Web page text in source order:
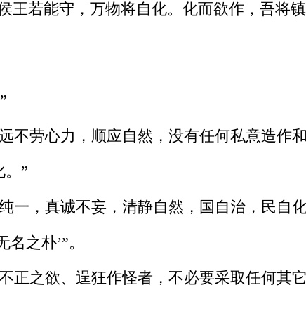
王若能守，万物将自化。化而欲作，吾将
不劳心力，顺应自然，没有任何私意造作
。”
一，真诚不妄，清静自然，国自治，民自
之朴’”。
正之欲、逞狂作怪者，不必要采取任何其